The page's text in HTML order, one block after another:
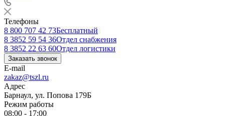
Телефоны
8 800 707 42 73Бесплатный
8 3852 59 54 36Отдел снабжения
8 3852 22 63 60Отдел логистики
Заказать звонок
E-mail
zakaz@tszl.ru
Адрес
Барнаул, ул. Попова 179Б
Режим работы
08:00 - 17:00